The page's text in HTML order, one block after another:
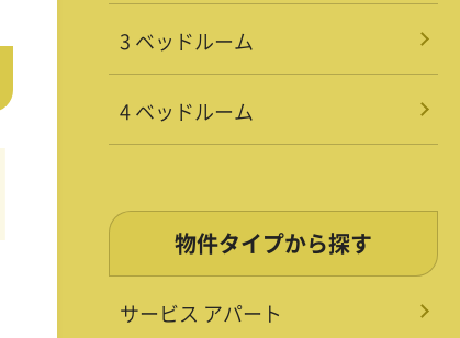
3 ベッドルーム
4 ベッドルーム
物件タイプから探す
サービス アパート